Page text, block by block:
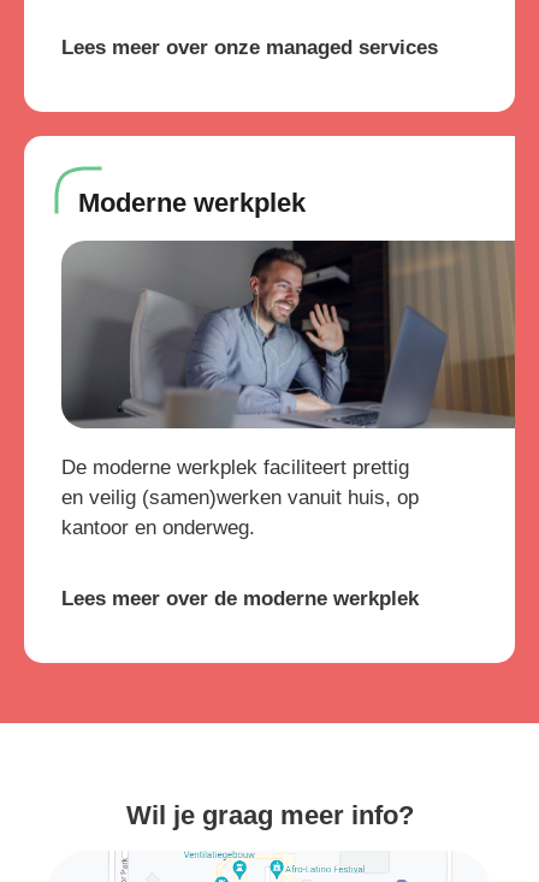
Lees meer over onze managed services
Moderne werkplek
De moderne werkplek faciliteert prettig
en veilig (samen)werken vanuit huis, op
kantoor en onderweg.
Lees meer over de moderne werkplek
Wil je graag meer info?